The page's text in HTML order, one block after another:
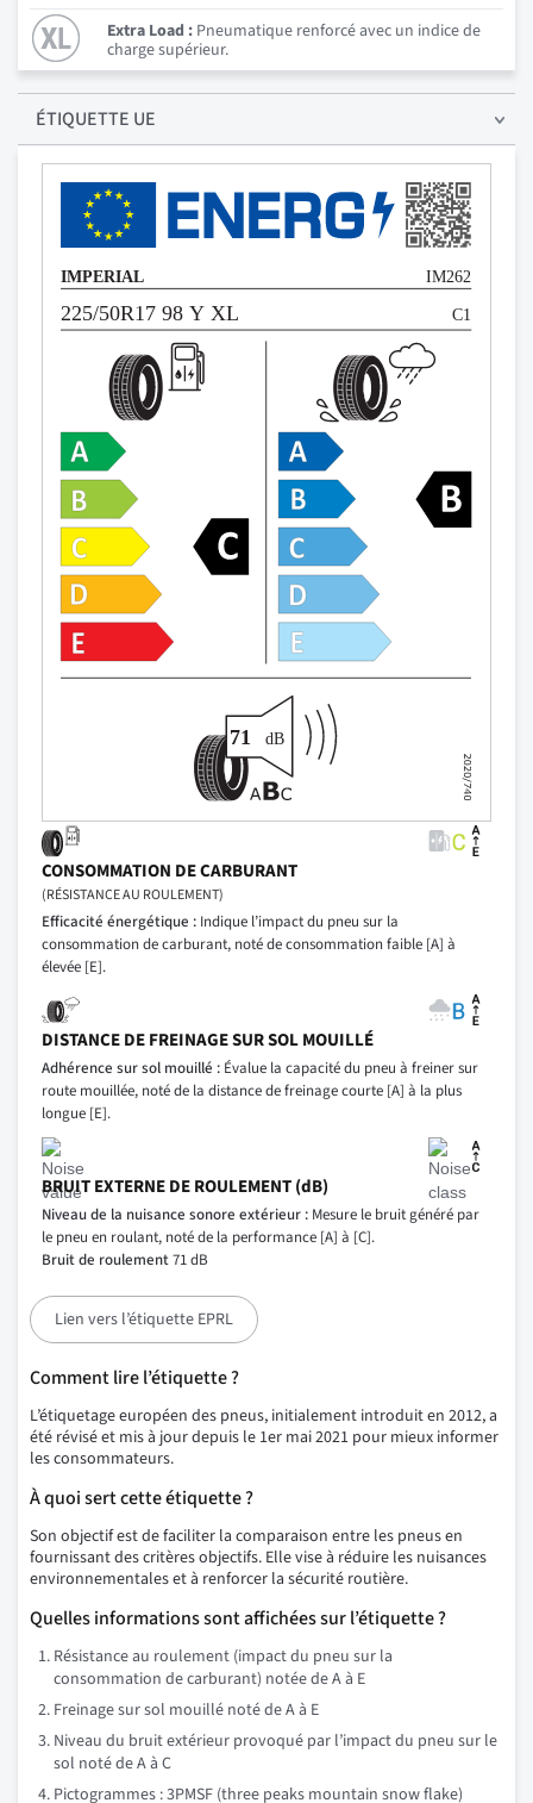
Extra Load : Pneumatique renforcé avec un indice de
charge supérieur.
ÉTIQUETTE UE
CONSOMMATION DE CARBURANT
(RÉSISTANCE AU ROULEMENT)
Efficacité énergétique : Indique l’impact du pneu sur la
consommation de carburant, noté de consommation faible [A] à
élevée [E].
DISTANCE DE FREINAGE SUR SOL MOUILLÉ
Adhérence sur sol mouillé : Évalue la capacité du pneu à freiner sur
route mouillée, noté de la distance de freinage courte [A] à la plus
longue [E].
BRUIT EXTERNE DE ROULEMENT (dB)
Niveau de la nuisance sonore extérieur : Mesure le bruit généré par
le pneu en roulant, noté de la performance [A] à [C].
Bruit de roulement71 dB
Lien vers l’étiquette EPRL
Comment lire l’étiquette ?
L’étiquetage européen des pneus, initialement introduit en 2012, a
été révisé et mis à jour depuis le 1er mai 2021 pour mieux informer
les consommateurs.
À quoi sert cette étiquette ?
Son objectif est de faciliter la comparaison entre les pneus en
fournissant des critères objectifs. Elle vise à réduire les nuisances
environnementales et à renforcer la sécurité routière.
Quelles informations sont affichées sur l’étiquette ?
Résistance au roulement (impact du pneu sur la
consommation de carburant) notée de A à E
Freinage sur sol mouillé noté de A à E
Niveau du bruit extérieur provoqué par l’impact du pneu sur le
sol noté de A à C
Pictogrammes : 3PMSF (three peaks mountain snow flake)